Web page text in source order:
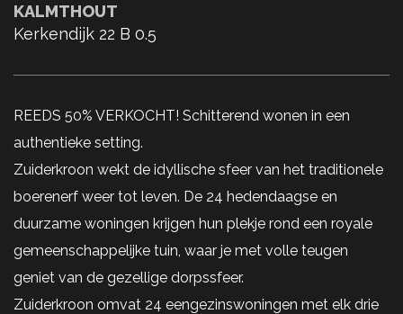
KALMTHOUT
Kerkendijk 22 B 0.5
REEDS 50% VERKOCHT! Schitterend wonen in een
authentieke setting.
Zuiderkroon wekt de idyllische sfeer van het traditionele
boerenerf weer tot leven. De 24 hedendaagse en
duurzame woningen krijgen hun plekje rond een royale
gemeenschappelijke tuin, waar je met volle teugen
geniet van de gezellige dorpssfeer.
Zuiderkroon omvat 24 eengezinswoningen met elk drie